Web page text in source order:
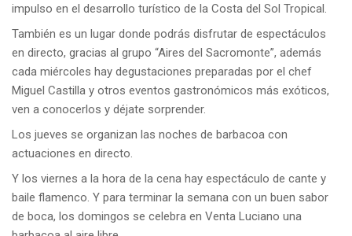
impulso en el desarrollo turístico de la Costa del Sol Tropical.
También es un lugar donde podrás disfrutar de espectáculos
en directo, gracias al grupo “Aires del Sacromonte”, además
cada miércoles hay degustaciones preparadas por el chef
Miguel Castilla y otros eventos gastronómicos más exóticos,
ven a conocerlos y déjate sorprender.
Los jueves se organizan las noches de barbacoa con
actuaciones en directo.
Y los viernes a la hora de la cena hay espectáculo de cante y
baile flamenco. Y para terminar la semana con un buen sabor
de boca, los domingos se celebra en Venta Luciano una